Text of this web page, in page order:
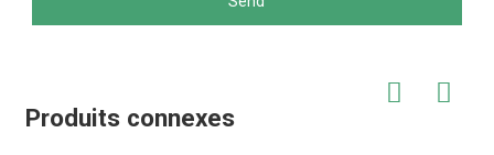
Produits connexes